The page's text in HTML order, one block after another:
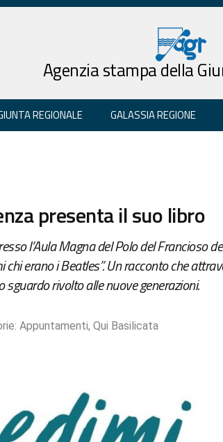
Agenzia stampa della
REGIONALE GALASSIA REGIONE
presenta il suo libro
l’Aula Magna del Polo del Francioso
erano i Beatles”. Un racconto che
rivolto alle nuove generazioni.
Appuntamenti, Qui Basilicata